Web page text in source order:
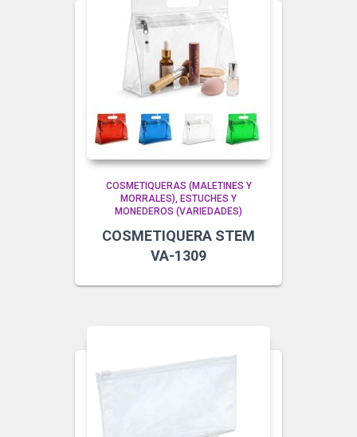
COSMETIQUERAS (MALETINES Y
MORRALES)
ESTUCHES Y
MONEDEROS (VARIEDADES)
COSMETIQUERA STEM
VA-1309